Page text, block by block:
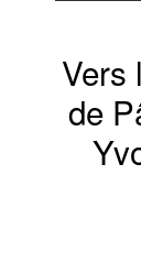
Vers
de